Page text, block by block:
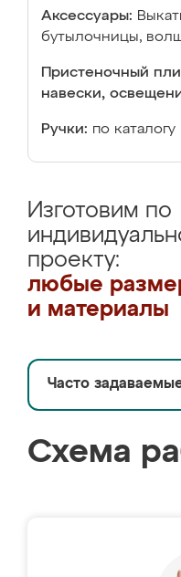
Аксессуары:
бутылочницы,
Пристеночный
навески,
Ручки: по каталогу
Изготовим по
проекту:
любые
и материалы
Часто
Схема